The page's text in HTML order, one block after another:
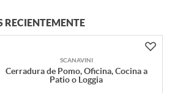
RECIENTEMENTE
SCANAVINI
Cerradura de Pomo, Oficina, Cocina a
Patio o Loggia